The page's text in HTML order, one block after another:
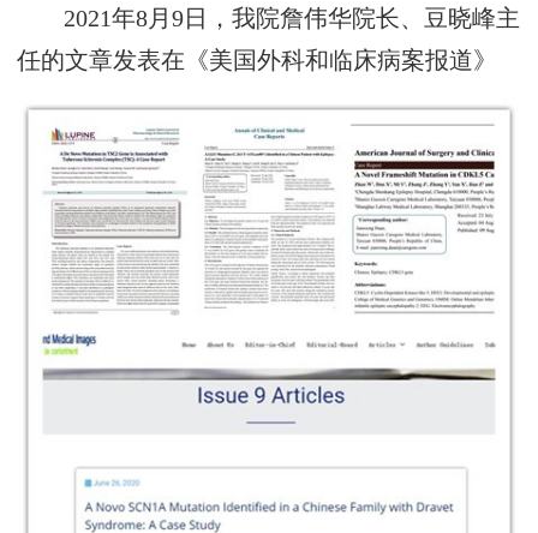
2021年8月9日，我院詹伟华院长、豆晓峰主
任的文章发表在《美国外科和临床病案报道》